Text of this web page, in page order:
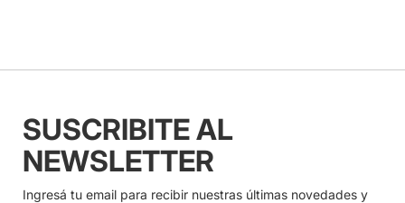
SUSCRIBITE AL
NEWSLETTER
Ingresá tu email para recibir nuestras últimas novedades y